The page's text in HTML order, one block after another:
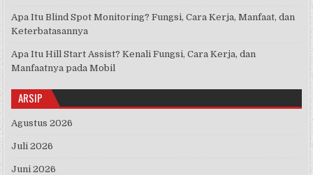
Apa Itu Blind Spot Monitoring? Fungsi, Cara Kerja, Manfaat, dan
Keterbatasannya
Apa Itu Hill Start Assist? Kenali Fungsi, Cara Kerja, dan
Manfaatnya pada Mobil
ARSIP
Agustus 2026
Juli 2026
Juni 2026